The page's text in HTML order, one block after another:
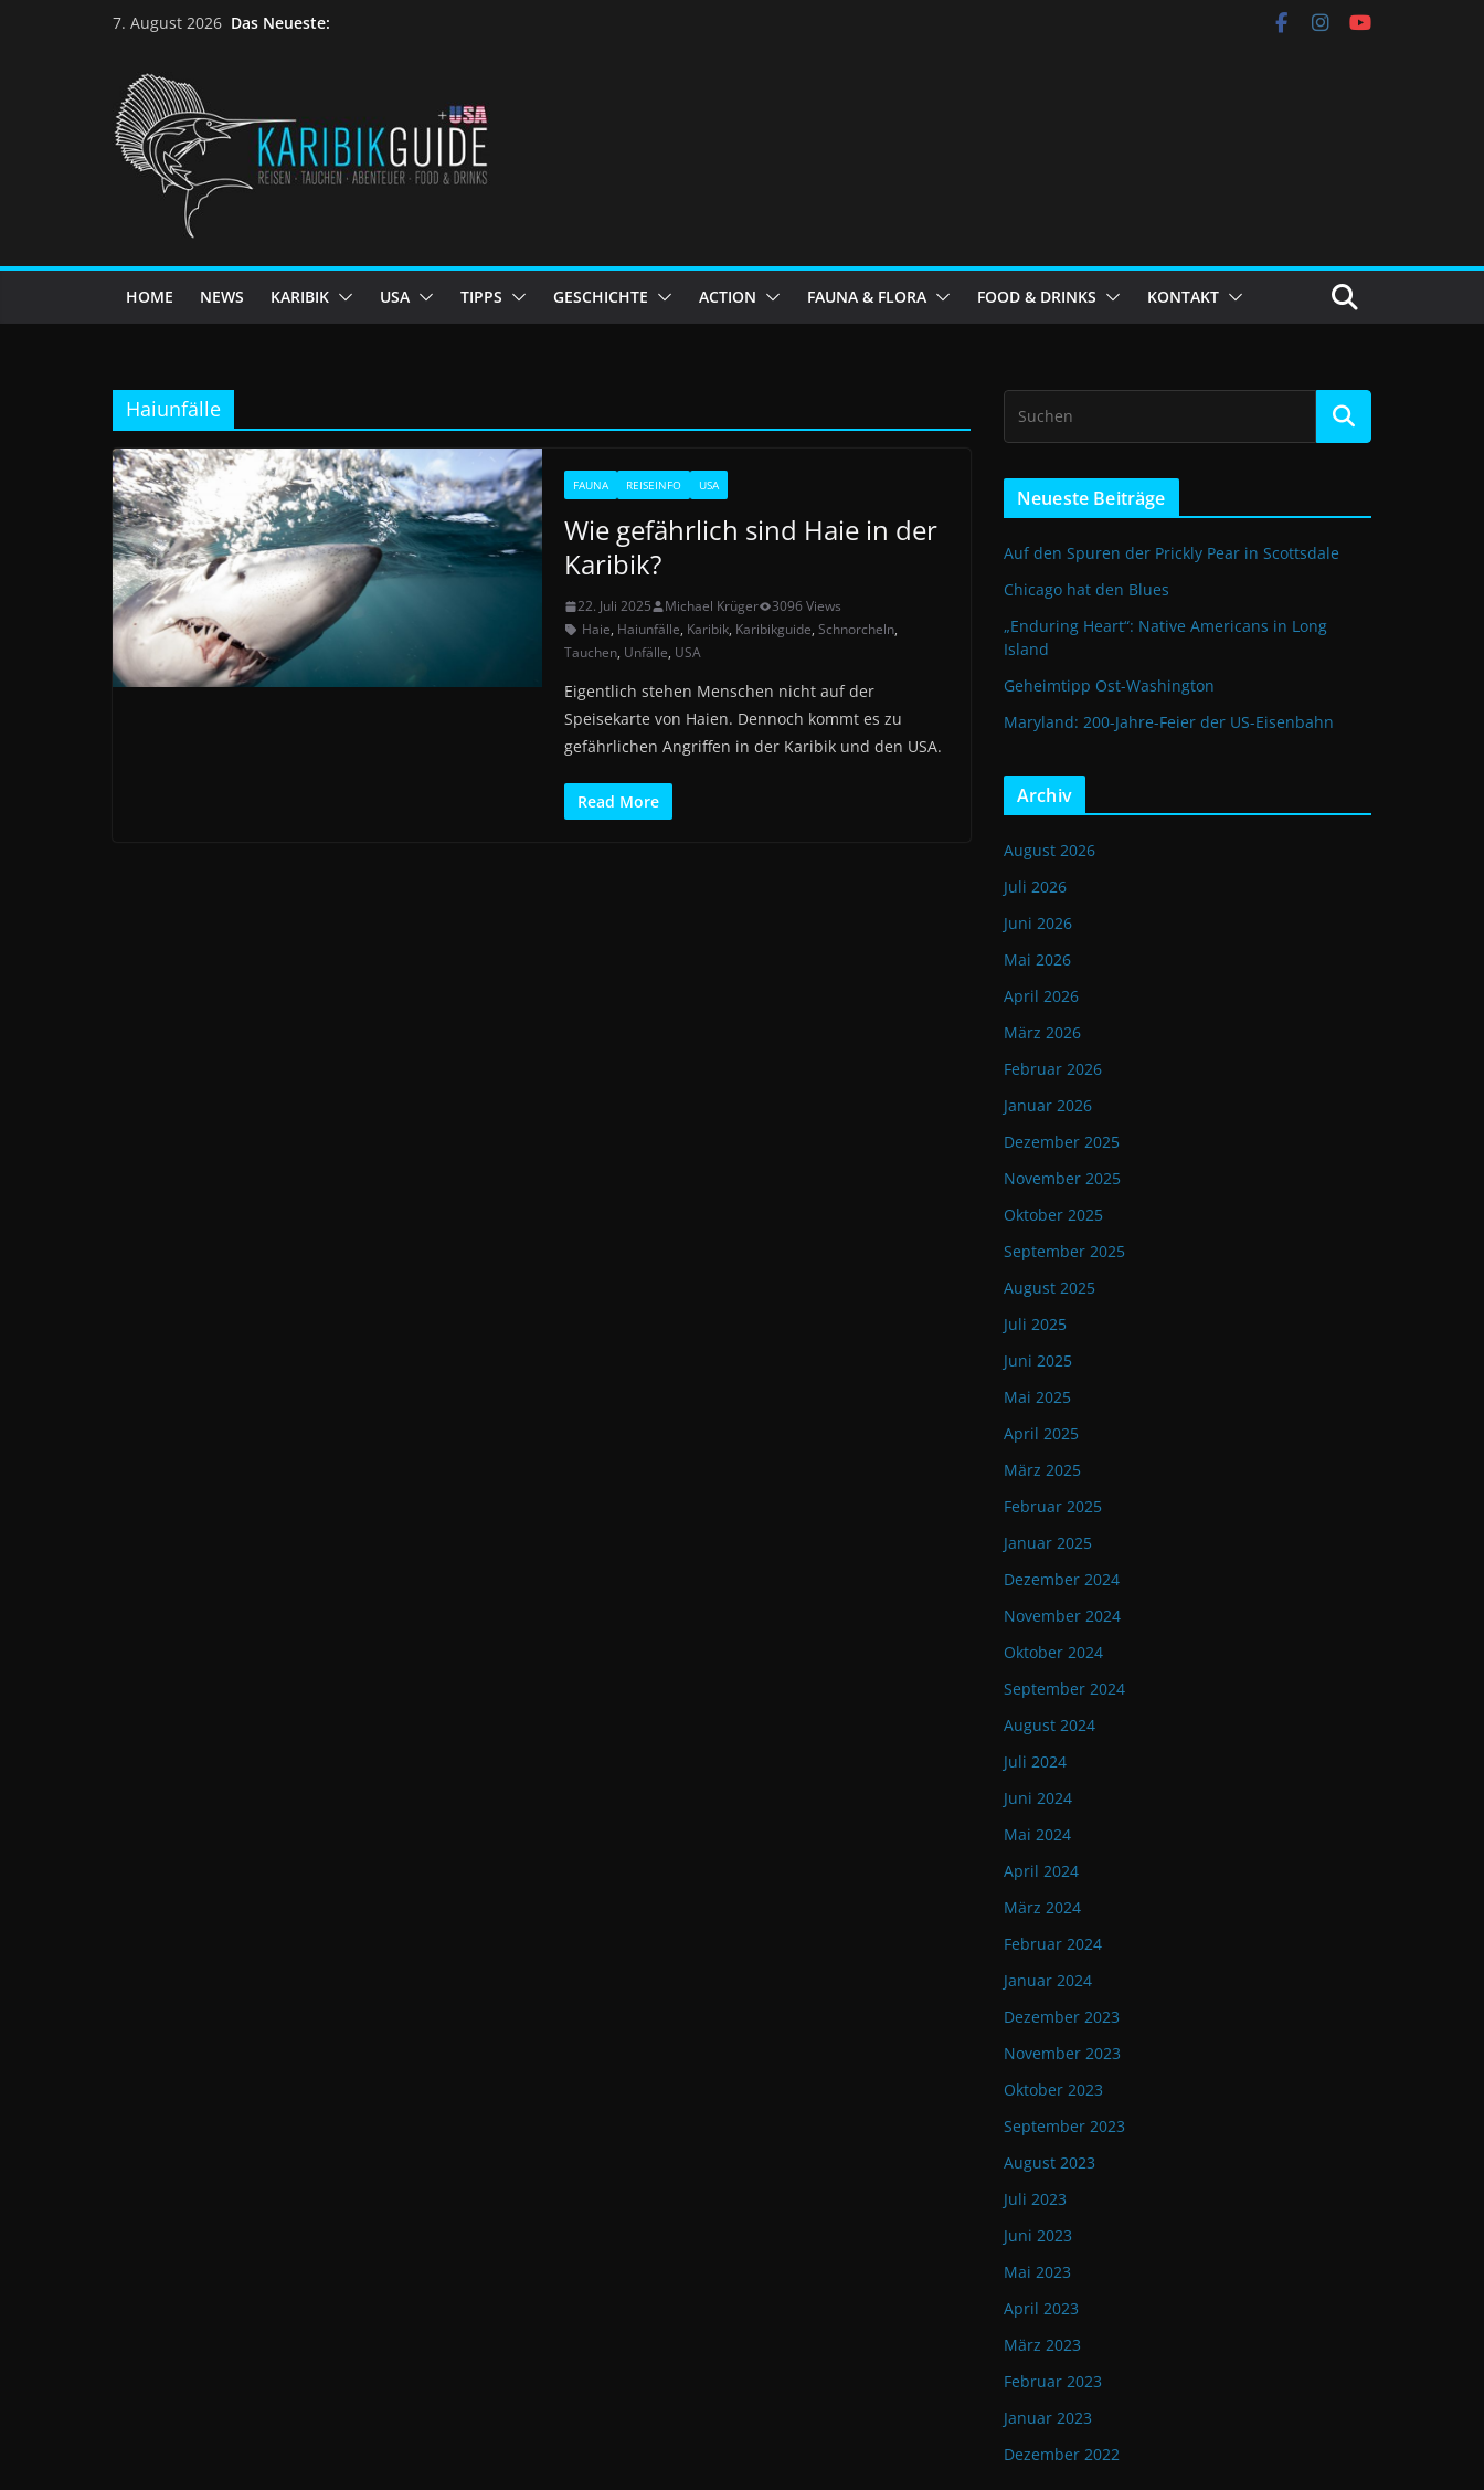
7. August 2026 Das Neueste:
HOME NEWS KARIBIK USA TIPPS GESCHICHTE ACTION FAUNA & FLORA FOOD & DRINKS KONTAKT
Haiunfälle
FAUNA REISEINFO USA
Wie gefährlich sind Haie in der
Karibik?
22. Juli 2025 Michael Krüger
3096 Views
Haie, Haiunfälle, Karibik, Karibikguide, Schnorcheln,
Tauchen, Unfälle, USA
Eigentlich stehen Menschen nicht auf der
Speisekarte von Haien. Dennoch kommt es zu
gefährlichen Angriffen in der Karibik und den USA.
Read More
Neueste Beiträge
Auf den Spuren der Prickly Pear in Scottsdale
Chicago hat den Blues
„Enduring Heart“: Native Americans in Long
Island
Geheimtipp Ost-Washington
Maryland: 200-Jahre-Feier der US-Eisenbahn
Archiv
August 2026
Juli 2026
Juni 2026
Mai 2026
April 2026
März 2026
Februar 2026
Januar 2026
Dezember 2025
November 2025
Oktober 2025
September 2025
August 2025
Juli 2025
Juni 2025
Mai 2025
April 2025
März 2025
Februar 2025
Januar 2025
Dezember 2024
November 2024
Oktober 2024
September 2024
August 2024
Juli 2024
Juni 2024
Mai 2024
April 2024
März 2024
Februar 2024
Januar 2024
Dezember 2023
November 2023
Oktober 2023
September 2023
August 2023
Juli 2023
Juni 2023
Mai 2023
April 2023
März 2023
Februar 2023
Januar 2023
Dezember 2022